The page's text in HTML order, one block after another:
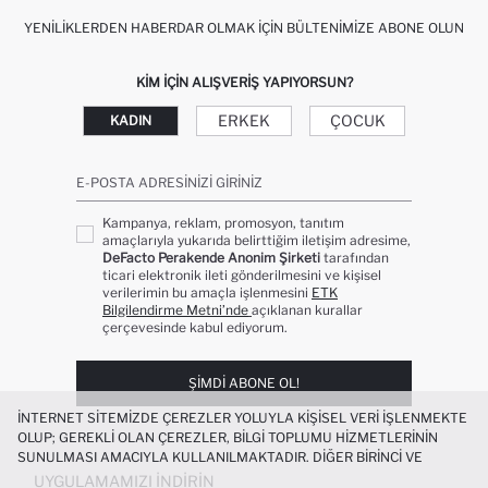
YENILIKLERDEN HABERDAR OLMAK İÇIN BÜLTENIMIZE ABONE OLUN
KIM IÇIN ALIŞVERIŞ YAPIYORSUN?
KADIN ERKEK ÇOCUK
E-POSTA ADRESINIZI GIRINIZ
Kampanya, reklam, promosyon, tanıtım
amaçlarıyla yukarıda belirttiğim iletişim adresime,
DeFacto Perakende Anonim Şirketi tarafından
ticari elektronik ileti gönderilmesini ve kişisel
verilerimin bu amaçla işlenmesini ETK
Bilgilendirme Metni’nde açıklanan kurallar
çerçevesinde kabul ediyorum.
ŞIMDI ABONE OL!
UYGULAMAMIZI İNDIRIN
İNTERNET SITEMIZDE ÇEREZLER YOLUYLA KIŞISEL VERI IŞLENMEKTE
OLUP; GEREKLI OLAN ÇEREZLER, BILGI TOPLUMU HIZMETLERININ
SUNULMASI AMACIYLA KULLANILMAKTADIR. DIĞER BIRINCI VE
ÜÇÜNCÜ TARAF ÇEREZLER ISE SIZE DAHA IYI BIR ALIŞVERIŞ